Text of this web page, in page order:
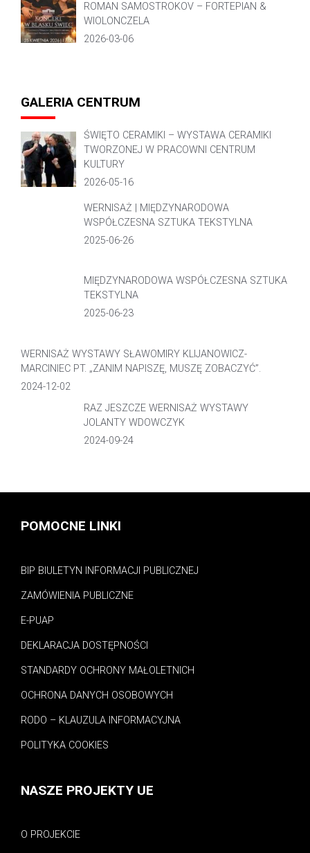
ROMAN SAMOSTROKOV – FORTEPIAN &
WIOLONCZELA
2026-03-06
GALERIA CENTRUM
ŚWIĘTO CERAMIKI – WYSTAWA CERAMIKI
TWORZONEJ W PRACOWNI CENTRUM
KULTURY
2026-05-16
WERNISAŻ | MIĘDZYNARODOWA
WSPÓŁCZESNA SZTUKA TEKSTYLNA
2025-06-26
MIĘDZYNARODOWA WSPÓŁCZESNA SZTUKA
TEKSTYLNA
2025-06-23
WERNISAŻ WYSTAWY SŁAWOMIRY KLIJANOWICZ-
MARCINIEC PT. „ZANIM NAPISZĘ, MUSZĘ ZOBACZYĆ”.
2024-12-02
RAZ JESZCZE WERNISAŻ WYSTAWY
JOLANTY WDOWCZYK
2024-09-24
POMOCNE LINKI
BIP BIULETYN INFORMACJI PUBLICZNEJ
ZAMÓWIENIA PUBLICZNE
E-PUAP
DEKLARACJA DOSTĘPNOŚCI
STANDARDY OCHRONY MAŁOLETNICH
OCHRONA DANYCH OSOBOWYCH
RODO – KLAUZULA INFORMACYJNA
POLITYKA COOKIES
NASZE PROJEKTY UE
O PROJEKCIE